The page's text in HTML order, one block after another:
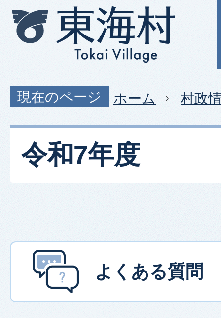
現在のページ ホーム 村政
令和7年度
よくある質問